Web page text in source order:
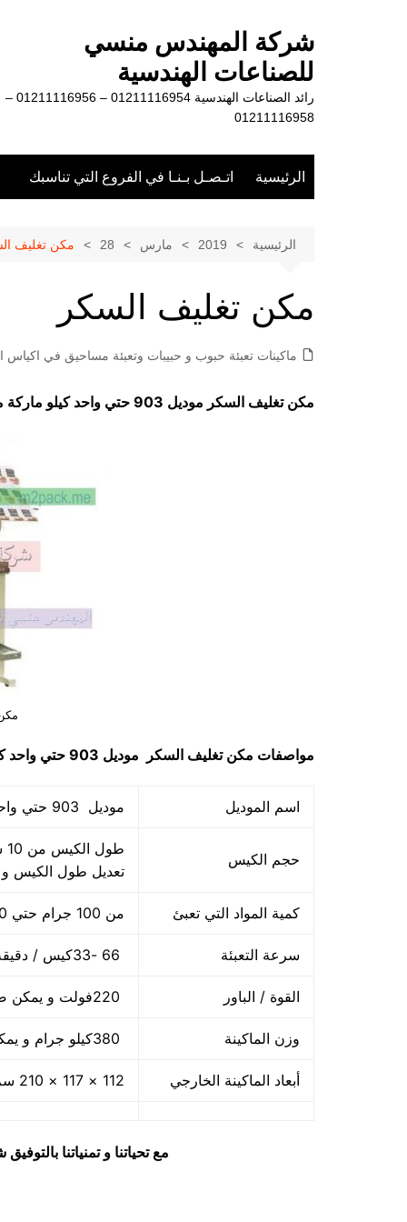
شركة المهندس منسي
للصناعات الهندسية
رائد الصناعات الهندسية 01211116954 – 01211116956 –
01211116958
الرئيسية اتـصـل بـنـا في الفروع التي تناسبك
الرئيسية 2019 مارس 28 مكن تغليف
مكن تغليف السكر
ماكينات تعبئة حبوب و حبيبات وتعبئة مساحيق في اكياس
مكن تغليف السكر موديل 903 حتي واحد كيلو ماركة مهندس منسي
مواصفات مكن تغليف السكر موديل 903 حتي واحد كيلو ماركة مهندس منسي
اسم الموديل موديل 903 حتي واحد كيلو ماركة المهندس منسي
حجم الكيس
تعديل طول الكيس
كمية المواد التي تعبئ من 100 جرام حتي 1000 جرام واحد كيلو
سرعة التعبئة
القوة / الباور
وزن الماكينة
أبعاد الماكينة الخارجي 112 × 117 × 210 سم و يمكن فك الماكينة و تركيبها في اي مكان
مع تحياتنا و تمنياتنا